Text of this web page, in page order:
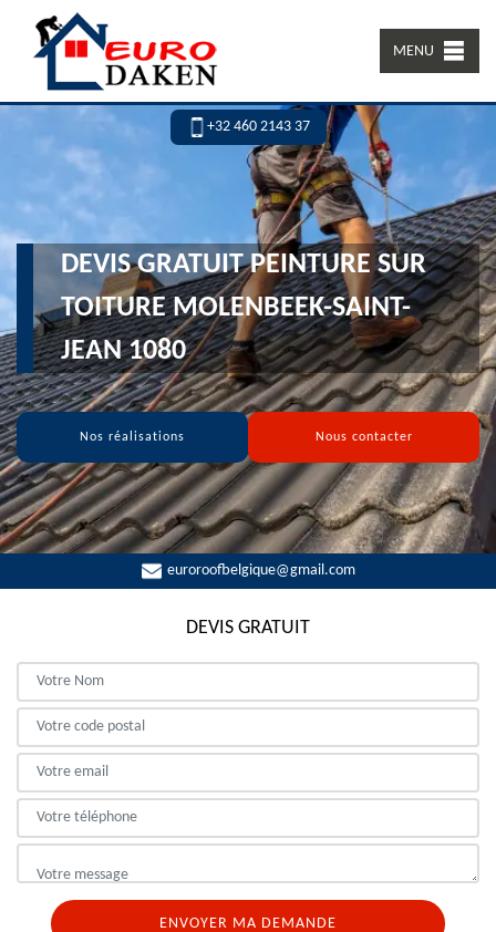
MENU
+32 460 2143 37
DEVIS GRATUIT PEINTURE SUR
TOITURE MOLENBEEK-SAINT-
JEAN 1080
Nos réalisations Nous contacter
euroroofbelgique@gmail.com
DEVIS GRATUIT